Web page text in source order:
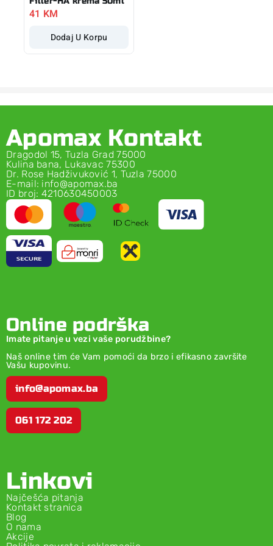
41 KM
Dodaj U Korpu
Apomax Kontakt
Dragodol 15, Tuzla Grad 75000
Kulina bana, Lukavac 75300
Dr. Rose Hadživuković 1, Tuzla 75000
E-mail: info@apomax.ba
ID broj: 4210630450003
Online podrška
Imate pitanje u vezi vaše porudžbine?
Naš online tim će Vam pomoći da brzo i efikasno završite
Vašu kupovinu.
info@apomax.ba
061 172 202
Linkovi
Najčešća pitanja
Kontakt stranica
Blog
O nama
Akcije